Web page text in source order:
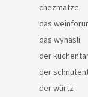
chezmatze
das
das wynäsli
der
der
der würtz